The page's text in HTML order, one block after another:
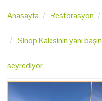
Anasayfa Restorasyon
Sinop Kalesinin yanı
seyrediyor